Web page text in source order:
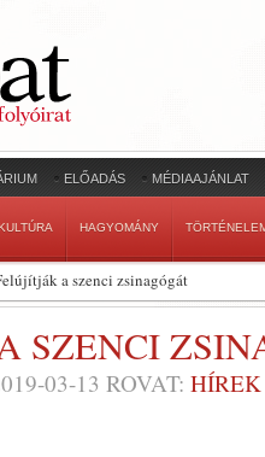
ELŐADÁS MÉDIAAJÁNLAT
HAGYOMÁNY
a szenci zsinagógát
SZENCI
03-13 ROVAT: